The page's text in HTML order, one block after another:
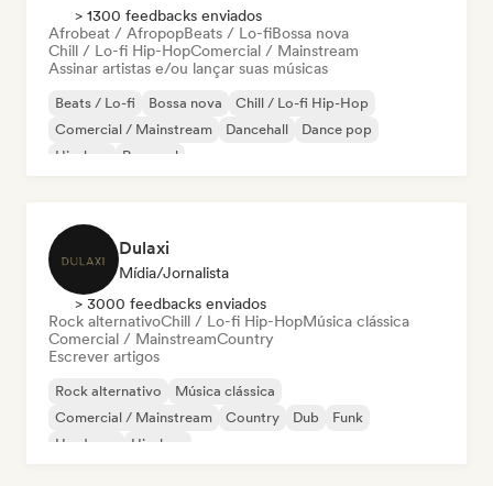
> 1300 feedbacks enviados
Afrobeat / AfropopBeats / Lo-fiBossa nova
Chill / Lo-fi Hip-HopComercial / Mainstream
Assinar artistas e/ou lançar suas músicas
Beats / Lo-fi Bossa nova
Chill / Lo-fi Hip-Hop
Comercial / Mainstream
Dancehall
Dance pop
Hip-hop
Pop soul
Dulaxi
Mídia/Jornalista
> 3000 feedbacks enviados
Rock alternativoChill / Lo-fi Hip-HopMúsica clássica
Comercial / MainstreamCountry
Escrever artigos
Rock alternativo
Música clássica
Comercial / Mainstream
Country Dub
Funk
Hardcore
Hip-hop